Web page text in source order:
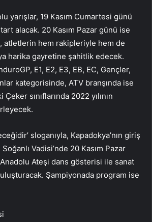
yarışlar, 19 Kasım Cumartesi günü
alacak. 20 Kasım Pazar günü ise
atletlerin hem rakipleriyle hem de
harika gayretine şahitlik edecek.
E1, E2, E3, EB, EC, Gençler,
kategorisinde, ATV branşında ise
Çeker sınıflarında 2022 yılının
sloganıyla, Kapadokya’nın giriş
Soğanlı Vadisi’nde 20 Kasım Pazar
Anadolu Ateşi dans gösterisi ile sanat
Şampiyonada program ise